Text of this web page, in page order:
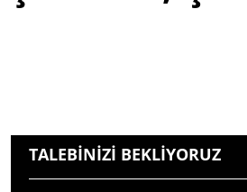
TALEBINIZI BEKLIYORUZ